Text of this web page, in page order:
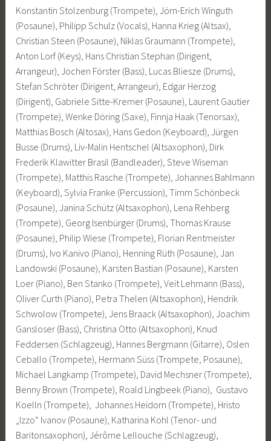
Konstantin Stolzenburg (Trompete), Jörn-Erich Winguth
(Posaune), Philipp Schulz (Vocals), Hanna Krieg (Altsax),
Christian Steen (Posaune), Niklas Graumann (Trompete),
Anton Lorf (Keys), Hans Christian Stephan (Dirigent,
Arrangeur), Jochen Förster (Bass), Lucas Bliesze (Drums),
Stefan Schröter (Dirigent, Arrangeur), Edgar Herzog
(Dirigent), Gabriele Sitte-Kremer (Posaune), Laurent Gautier
(Trompete), Wenke Döring (Saxe), Finnja Haak (Tenorsax),
Matthias Bosch (Altosax), Hans Gedon (Keyboard), Jürgen
Busse (Drums), Liv-Malin Hentschel (Altsaxophon), Dirk
Frederik Klawitter Brasil (Bandleader), Steve Wiseman
(Trompete), Matthis Rasche (Trompete), Johannes Bahlmann
(Keyboard), Sylvia Franke (Percussion), Timm Schönbeck
(Posaune), Janina Schütz (Altsaxophon), Lena Rehberg
(Trompete), Georg Isenbürger (Drums), Thomas Krause
(Posaune), Philip Wiese (Trompete), Florian Rentmeister
(Drums), Ivo Kanivo (Piano), Henning Rüth (Posaune), Jan
Landowski (Posaune), Karsten Bastian (Posaune), Karsten
Loer (Piano), Ben Stanko (Trompete), Veit Lehmann (Bass),
Oliver Curth (Piano), Petra Thelen (Altsaxophon), Hendrik
Schwolow (Trompete), Jens Braack (Altsaxophon), Joachim
Gansloser (Bass), Christina Otto (Altsaxophon), Knud
Feddersen (Schlagzeug), Hannes Bergmann (Gitarre), Oslen
Ceballo (Trompete), Hermann Süss (Trompete, Posaune),
Michael Langkamp (Trompete), David Mechsner (Trompete),
Benny Brown (Trompete), Roald Lingbeek (Piano), Gustavo
Koelln (Trompete), Johannes Heidorn (Trompete), Hristo
„Izzo“ Ivanov (Posaune), Katharina Kohl (Tenor- und
Baritonsaxophon), Jérôme Lellouche (Schlagzeug),